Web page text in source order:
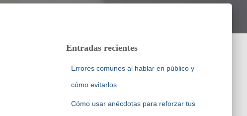
Entradas recientes
Errores comunes al hablar en público y
cómo evitarlos
Cómo usar anécdotas para reforzar tus